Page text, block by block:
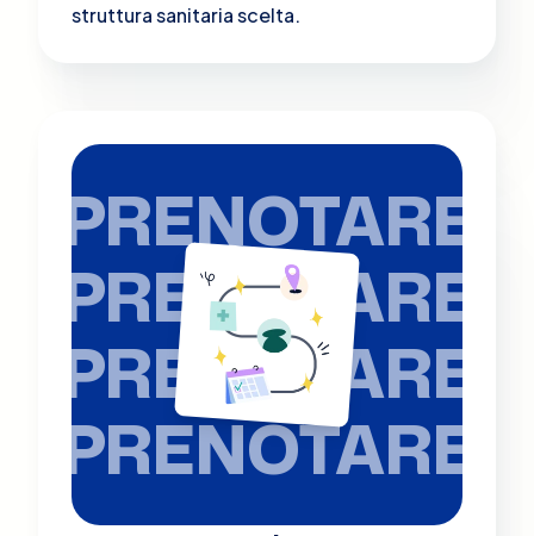
struttura sanitaria scelta.
PRENOTARE
PRENOTARE
PRENOTARE
PRENOTARE